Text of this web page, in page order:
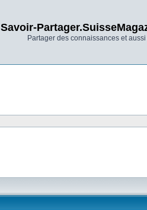
Savoir-
Partager des connaissances et